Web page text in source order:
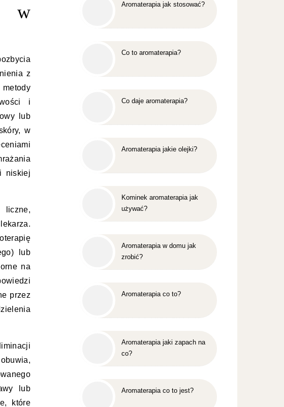
w
z
metody
i
lub
w
niskiej
lub
na
przez
lub
które
Aromaterapia jak stosować?
Co to aromaterapia?
Co daje aromaterapia?
Aromaterapia jakie olejki?
Kominek aromaterapia jak
używać?
Aromaterapia w domu jak
zrobić?
Aromaterapia co to?
Aromaterapia jaki zapach na
co?
Aromaterapia co to jest?